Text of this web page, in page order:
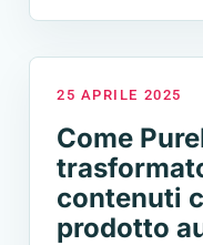
25 APRILE 2025
Come
contenuti
prodotto